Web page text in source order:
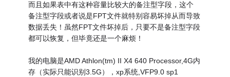
而且如果表中有这种容量比较大的备注型字段，这个
备注型字段或者说是FPT文件就特别容易坏掉从而导致
数据丢失！虽然FPT文件坏掉后，只要不是备注型字段
都可以恢复，但毕竟还是一个麻烦！
我的电脑是AMD Athlon(tm) II X4 640 Processor,4G内
存（实际只能识别3.5G），xp系统,VFP9.0 sp1